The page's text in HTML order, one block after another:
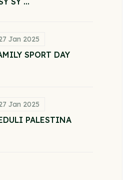
Jan 2025
SPORT DAY
Jan 2025
PALESTINA